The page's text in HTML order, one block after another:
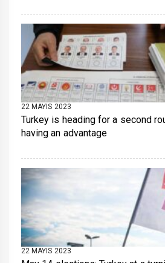
22 MAYIS 2023
Turkey is heading for a second
having an advantage
22 MAYIS 2023